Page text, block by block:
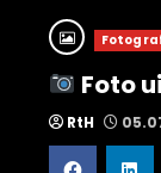
Foto
RtH